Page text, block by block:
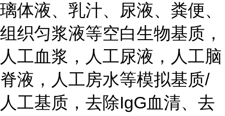
璃体液、乳汁、尿液、粪便、
组织匀浆液等空白生物基质，
人工血浆，人工尿液，人工脑
脊液，人工房水等模拟基质/
人工基质，去除IgG血清、去